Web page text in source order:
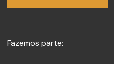
Fazemos parte: